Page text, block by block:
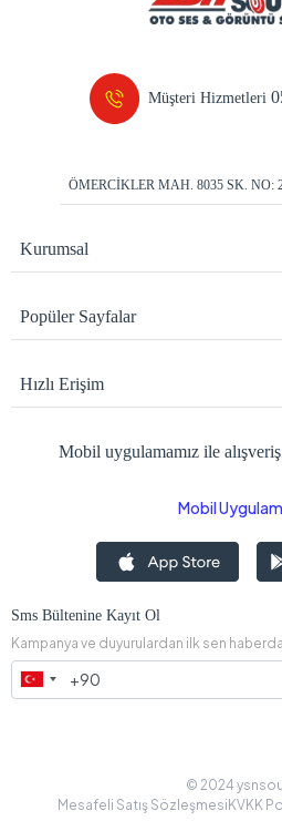
Müşteri Hizmetleri
ÖMERCİKLER MAH. 8035 SK. NO:
Kurumsal
Popüler Sayfalar
Hızlı Erişim
Mobil uygulamamız ile alışveriş
Mobil
Sms Bültenine Kayıt Ol
Kampanya ve duyurulardan ilk sen
© 2024
Mesafeli Satış Sözleşmesi KVKK